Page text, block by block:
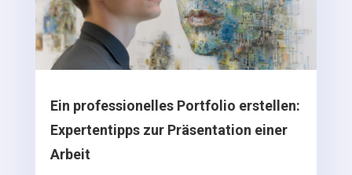
Ein professionelles Portfolio erstellen:
Expertentipps zur Präsentation einer
Arbeit